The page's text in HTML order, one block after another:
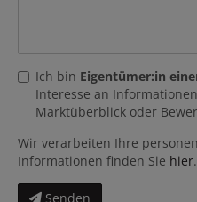
Ich bin Eigentümer:in
Interesse an
Marktüberblick oder
Wir verarbeiten Ihre
Informationen finden Sie hier.
Senden